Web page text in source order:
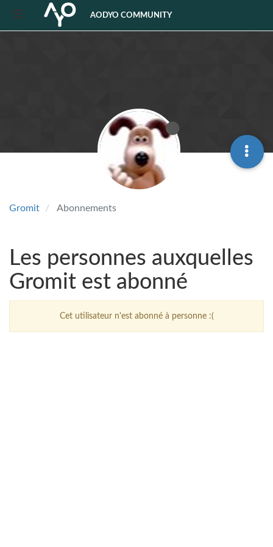
AODYO COMMUNITY
Gromit Abonnements
Les personnes auxquelles
Gromit est abonné
Cet utilisateur n'est abonné à personne :(